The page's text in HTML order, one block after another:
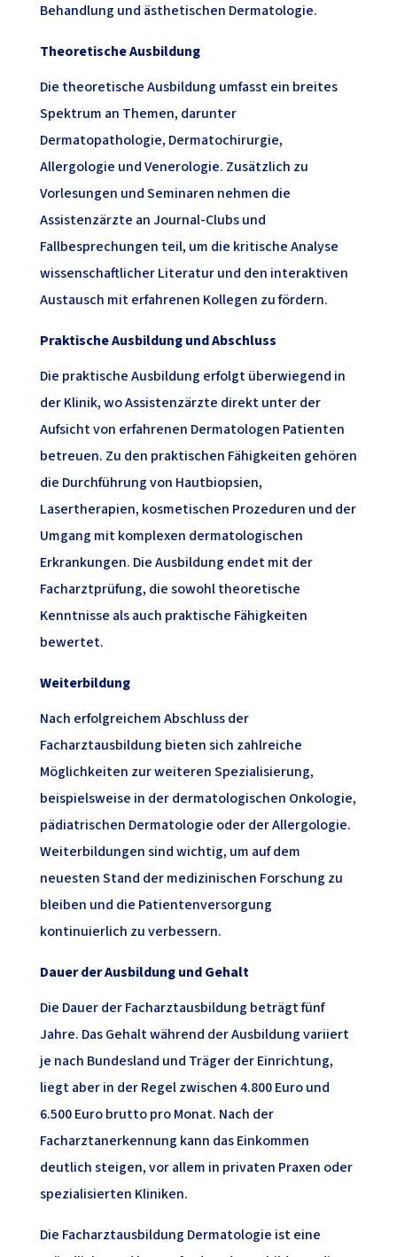
Behandlung und ästhetischen Dermatologie.
Theoretische Ausbildung
Die theoretische Ausbildung umfasst ein breites
Spektrum an Themen, darunter
Dermatopathologie, Dermatochirurgie,
Allergologie und Venerologie. Zusätzlich zu
Vorlesungen und Seminaren nehmen die
Assistenzärzte an Journal-Clubs und
Fallbesprechungen teil, um die kritische Analyse
wissenschaftlicher Literatur und den interaktiven
Austausch mit erfahrenen Kollegen zu fördern.
Praktische Ausbildung und Abschluss
Die praktische Ausbildung erfolgt überwiegend in
der Klinik, wo Assistenzärzte direkt unter der
Aufsicht von erfahrenen Dermatologen Patienten
betreuen. Zu den praktischen Fähigkeiten gehören
die Durchführung von Hautbiopsien,
Lasertherapien, kosmetischen Prozeduren und der
Umgang mit komplexen dermatologischen
Erkrankungen. Die Ausbildung endet mit der
Facharztprüfung, die sowohl theoretische
Kenntnisse als auch praktische Fähigkeiten
bewertet.
Weiterbildung
Nach erfolgreichem Abschluss der
Facharztausbildung bieten sich zahlreiche
Möglichkeiten zur weiteren Spezialisierung,
beispielsweise in der dermatologischen Onkologie,
pädiatrischen Dermatologie oder der Allergologie.
Weiterbildungen sind wichtig, um auf dem
neuesten Stand der medizinischen Forschung zu
bleiben und die Patientenversorgung
kontinuierlich zu verbessern.
Dauer der Ausbildung und Gehalt
Die Dauer der Facharztausbildung beträgt fünf
Jahre. Das Gehalt während der Ausbildung variiert
je nach Bundesland und Träger der Einrichtung,
liegt aber in der Regel zwischen 4.800 Euro und
6.500 Euro brutto pro Monat. Nach der
Facharztanerkennung kann das Einkommen
deutlich steigen, vor allem in privaten Praxen oder
spezialisierten Kliniken.
Die Facharztausbildung Dermatologie ist eine